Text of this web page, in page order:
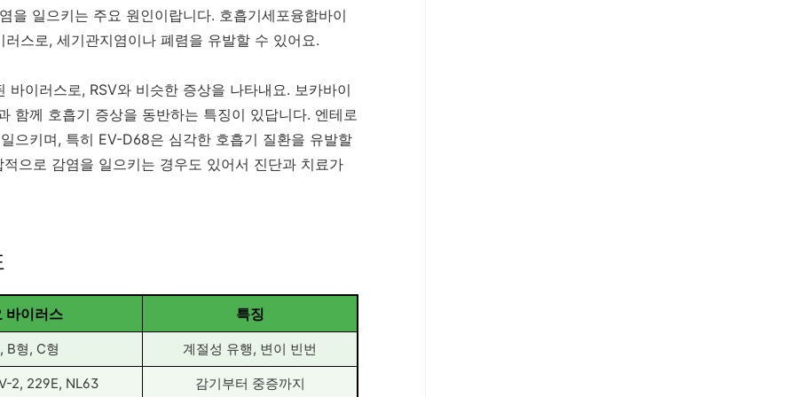
을 일으키는 주요 원인이랍니다. 호흡기세포융합바이
스로, 세기관지염이나 폐렴을 유발할 수 있어요.
이러스로, RSV와 비슷한 증상을 나타내요. 보카바이
함께 호흡기 증상을 동반하는 특징이 있답니다. 엔테로
으키며, 특히 EV-D68은 심각한 호흡기 질환을 유발할
으로 감염을 일으키는 경우도 있어서 진단과 치료가
바이러스 특징
B형, C형 계절성 유행, 변이 빈번
2, 229E, NL63 감기부터 중증까지